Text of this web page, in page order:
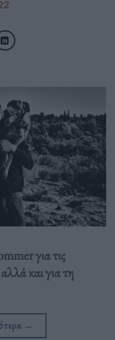
για τις
και για τη
→